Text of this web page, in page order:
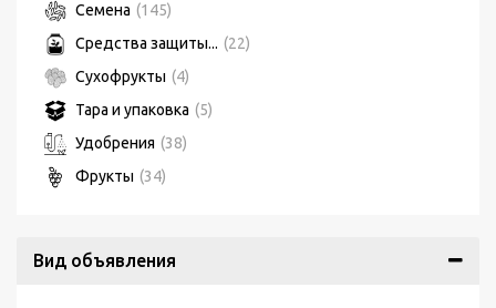
Семена (145)
Средства защиты... (22)
Сухофрукты (4)
Тара и упаковка (5)
Удобрения (38)
Фрукты (34)
Вид объявления